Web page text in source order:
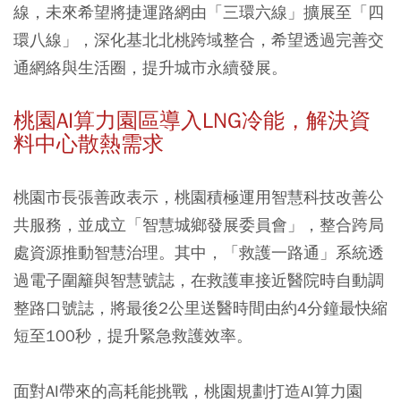
線，未來希望將捷運路網由「三環六線」擴展至「四
環八線」，深化基北北桃跨域整合，希望透過完善交
通網絡與生活圈，提升城市永續發展。
桃園AI算力園區導入LNG冷能，解決資
料中心散熱需求
桃園市長張善政表示，桃園積極運用智慧科技改善公
共服務，並成立「智慧城鄉發展委員會」，整合跨局
處資源推動智慧治理。其中，「救護一路通」系統透
過電子圍籬與智慧號誌，在救護車接近醫院時自動調
整路口號誌，將最後2公里送醫時間由約4分鐘最快縮
短至100秒，提升緊急救護效率。
面對AI帶來的高耗能挑戰，桃園規劃打造AI算力園